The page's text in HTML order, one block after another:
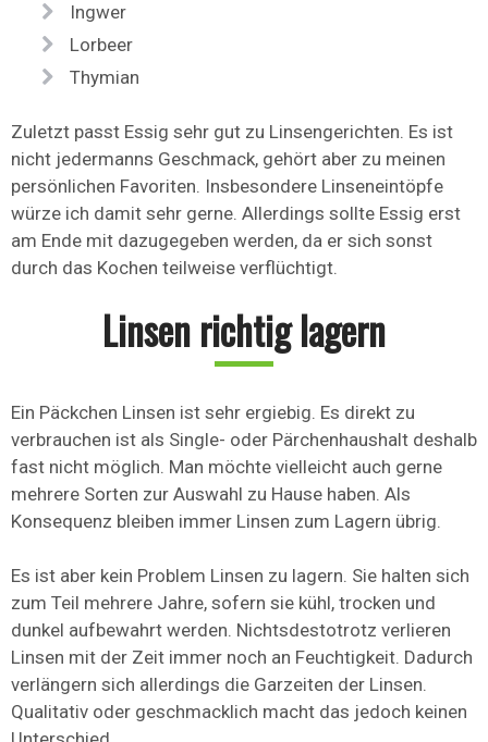
Ingwer
Lorbeer
Thymian
Zuletzt passt Essig sehr gut zu Linsengerichten. Es ist
nicht jedermanns Geschmack, gehört aber zu meinen
persönlichen Favoriten. Insbesondere Linseneintöpfe
würze ich damit sehr gerne. Allerdings sollte Essig erst
am Ende mit dazugegeben werden, da er sich sonst
durch das Kochen teilweise verflüchtigt.
Linsen richtig lagern
Ein Päckchen Linsen ist sehr ergiebig. Es direkt zu
verbrauchen ist als Single- oder Pärchenhaushalt deshalb
fast nicht möglich. Man möchte vielleicht auch gerne
mehrere Sorten zur Auswahl zu Hause haben. Als
Konsequenz bleiben immer Linsen zum Lagern übrig.
Es ist aber kein Problem Linsen zu lagern. Sie halten sich
zum Teil mehrere Jahre, sofern sie kühl, trocken und
dunkel aufbewahrt werden. Nichtsdestotrotz verlieren
Linsen mit der Zeit immer noch an Feuchtigkeit. Dadurch
verlängern sich allerdings die Garzeiten der Linsen.
Qualitativ oder geschmacklich macht das jedoch keinen